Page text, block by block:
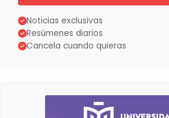
Noticias exclusivas
Resúmenes diarios
Cancela cuando quieras